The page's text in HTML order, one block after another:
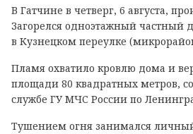
В Гатчине в четверг, 6 августа,
Загорелся одноэтажный частный
в Кузнецком переулке
Пламя охватило кровлю дома и
площади 80 квадратных метров,
службе ГУ МЧС России по
Тушением огня занимался